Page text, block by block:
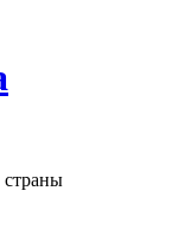
страны